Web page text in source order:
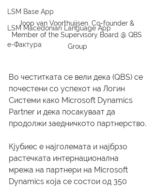
LSM Base App
LSM Macedonian Language App
е-Фактура
Joop van Voorthuijsen, Co-founder &
Member of the Supervisory Board @ QBS
Group
Во честитката се вели дека (QBS) се
почестени со успехот на Логин
Системи како Microsoft Dynamics
Partner и дека посакуваат да
продолжи заедничкото партнерство.
Кјубиес е најголемата и најбрзо
растечката интернационална
мрежа на партнери на Microsoft
Dynamics која се состои од 350